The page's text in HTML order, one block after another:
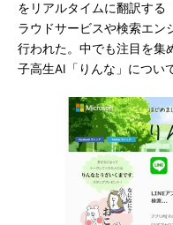
をリアルタイムに翻訳する
ラウドサービスや検索エン
行われた。中でも注目を集
子高生AI「りんな」につい